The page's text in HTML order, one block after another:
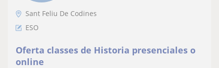
Sant Feliu De Codines
ESO
Oferta classes de Historia presenciales o
online